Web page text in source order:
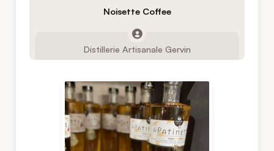
Noisette Coffee
Distillerie Artisanale Gervin